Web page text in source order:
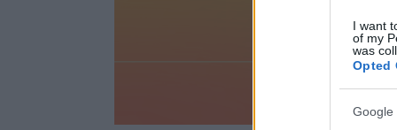
I want
of my
was
Opted
Google